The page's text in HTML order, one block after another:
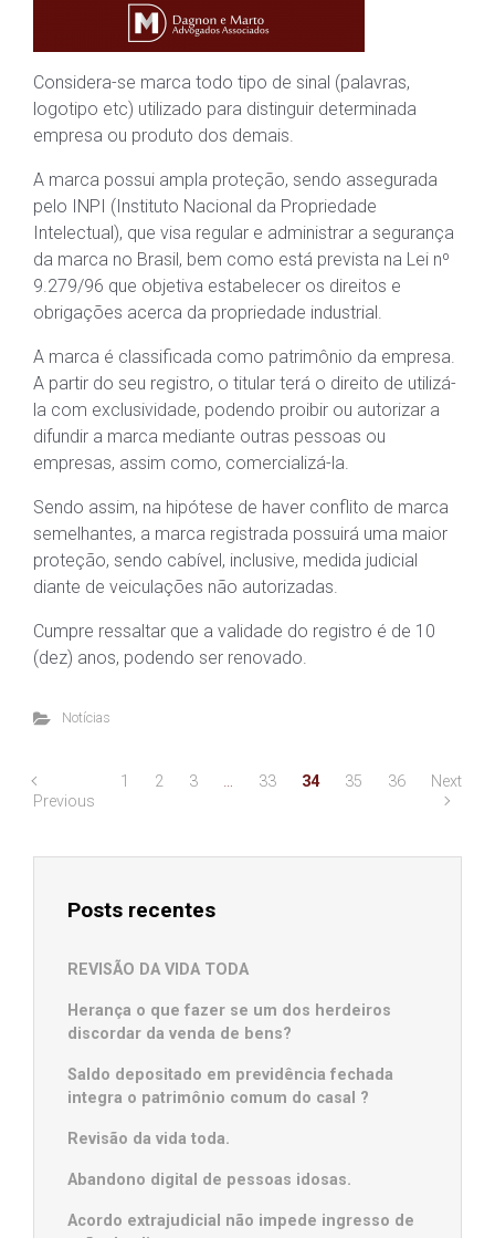
Considera-se marca todo tipo de sinal (palavras,
logotipo etc) utilizado para distinguir determinada
empresa ou produto dos demais.
A marca possui ampla proteção, sendo assegurada
pelo INPI (Instituto Nacional da Propriedade
Intelectual), que visa regular e administrar a segurança
da marca no Brasil, bem como está prevista na Lei nº
9.279/96 que objetiva estabelecer os direitos e
obrigações acerca da propriedade industrial.
A marca é classificada como patrimônio da empresa.
A partir do seu registro, o titular terá o direito de utilizá-
la com exclusividade, podendo proibir ou autorizar a
difundir a marca mediante outras pessoas ou
empresas, assim como, comercializá-la.
Sendo assim, na hipótese de haver conflito de marca
semelhantes, a marca registrada possuirá uma maior
proteção, sendo cabível, inclusive, medida judicial
diante de veiculações não autorizadas.
Cumpre ressaltar que a validade do registro é de 10
(dez) anos, podendo ser renovado.
Notícias
Previous
1 2 3 … 33 34 35 36 Next
Posts recentes
REVISÃO DA VIDA TODA
Herança o que fazer se um dos herdeiros
discordar da venda de bens?
Saldo depositado em previdência fechada
integra o patrimônio comum do casal ?
Revisão da vida toda.
Abandono digital de pessoas idosas.
Acordo extrajudicial não impede ingresso de